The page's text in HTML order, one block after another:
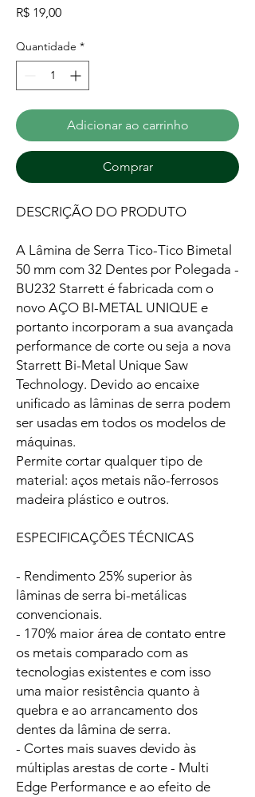
R$ 19,00Preço
Quantidade *
Adicionar ao carrinho
Comprar
DESCRIÇÃO DO PRODUTO
A Lâmina de Serra Tico-Tico Bimetal
50 mm com 32 Dentes por Polegada -
BU232 Starrett é fabricada com o
novo AÇO BI-METAL UNIQUE e
portanto incorporam a sua avançada
performance de corte ou seja a nova
Starrett Bi-Metal Unique Saw
Technology. Devido ao encaixe
unificado as lâminas de serra podem
ser usadas em todos os modelos de
máquinas.
Permite cortar qualquer tipo de
material: aços metais não-ferrosos
madeira plástico e outros.
ESPECIFICAÇÕES TÉCNICAS
- Rendimento 25% superior às
lâminas de serra bi-metálicas
convencionais.
- 170% maior área de contato entre
os metais comparado com as
tecnologias existentes e com isso
uma maior resistência quanto à
quebra e ao arrancamento dos
dentes da lâmina de serra.
- Cortes mais suaves devido às
múltiplas arestas de corte - Multi
Edge Performance e ao efeito de